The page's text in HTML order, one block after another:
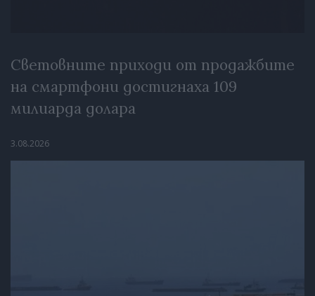
Световните приходи от продажбите
на смартфони достигнаха 109
милиарда долара
3.08.2026